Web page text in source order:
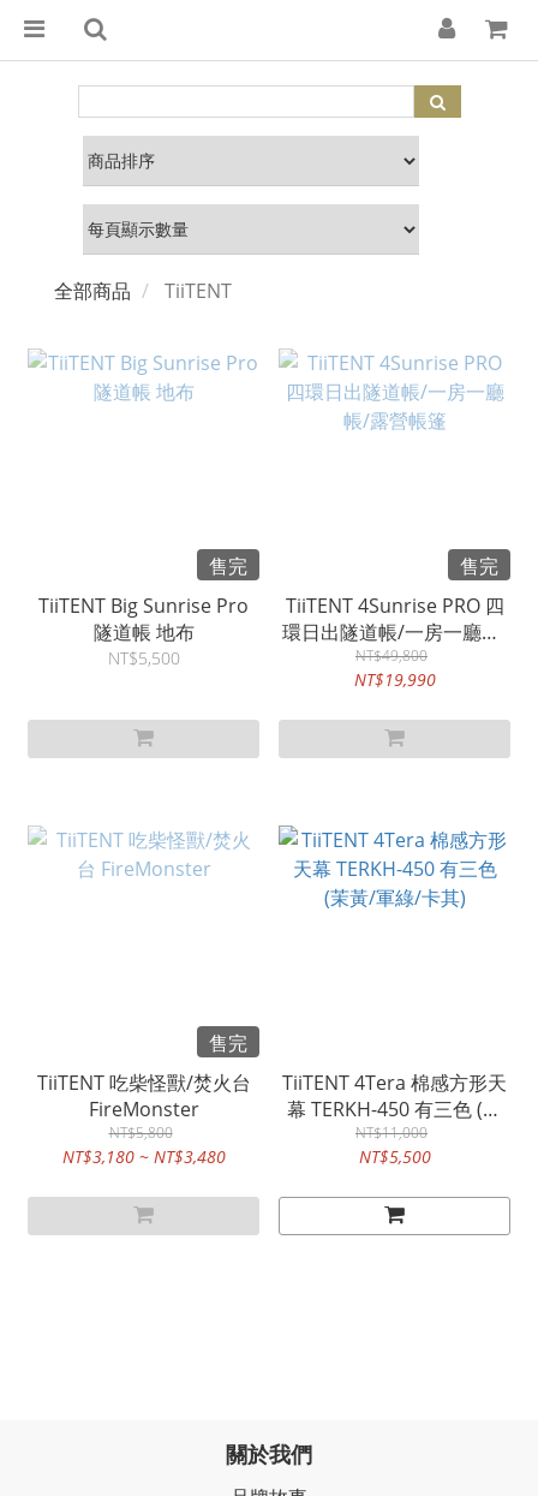
全部商品 TiiTENT
售完
TiiTENT Big Sunrise Pro
隧道帳 地布
NT$5,500
售完
TiiTENT 4Sunrise PRO 四
環日出隧道帳/一房一廳帳/
露營帳篷
NT$49,800
NT$19,990
售完
TiiTENT 吃柴怪獸/焚火台
FireMonster
NT$5,800
NT$3,180 ~ NT$3,480
TiiTENT 4Tera 棉感方形天
幕 TERKH-450 有三色 (茉
黃/軍綠/卡其)
NT$11,000
NT$5,500
關於我們